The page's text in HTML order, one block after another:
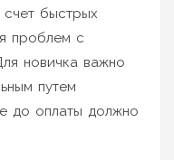
быстрых
проблем с
новичка важно
путем
до оплаты должно